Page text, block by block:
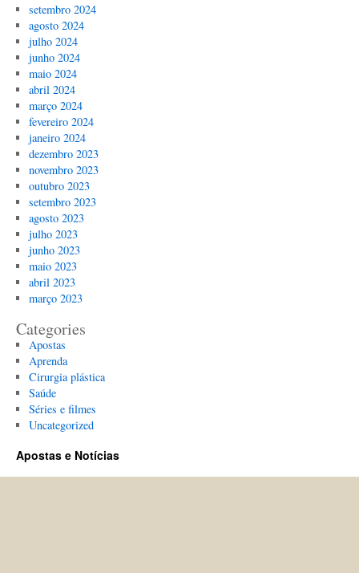
setembro 2024
agosto 2024
julho 2024
junho 2024
maio 2024
abril 2024
março 2024
fevereiro 2024
janeiro 2024
dezembro 2023
novembro 2023
outubro 2023
setembro 2023
agosto 2023
julho 2023
junho 2023
maio 2023
abril 2023
março 2023
Categories
Apostas
Aprenda
Cirurgia plástica
Saúde
Séries e filmes
Uncategorized
Apostas e Notícias